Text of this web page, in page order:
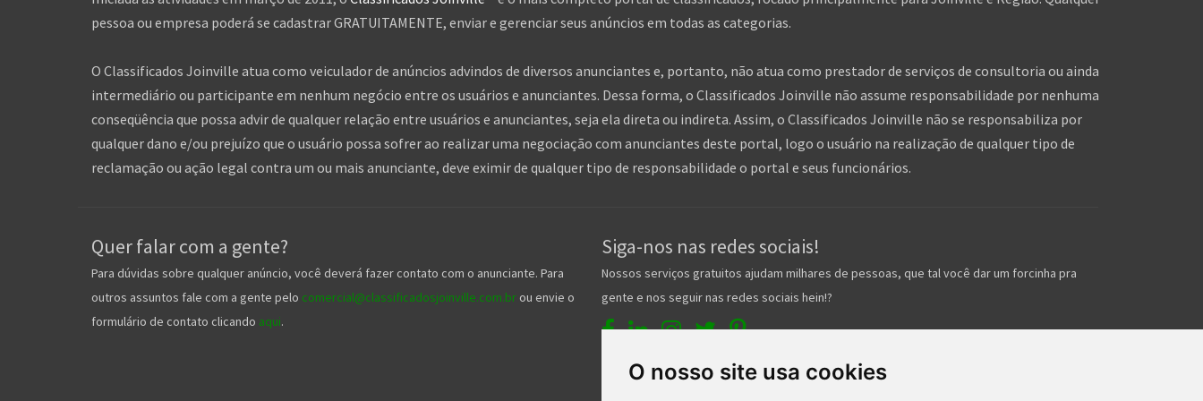
O nosso site usa cookies
pessoa ou empresa poderá se cadastrar GRATUITAMENTE, enviar e gerenciar seus anúncios em todas as categorias.
O Classificados Joinville atua como veiculador de anúncios advindos de diversos anunciantes e, portanto, não atua como prestador de serviços de consultoria ou ainda
intermediário ou participante em nenhum negócio entre os usuários e anunciantes. Dessa forma, o Classificados Joinville não assume responsabilidade por nenhuma
conseqüência que possa advir de qualquer relação entre usuários e anunciantes, seja ela direta ou indireta. Assim, o Classificados Joinville não se responsabiliza por
qualquer dano e/ou prejuízo que o usuário possa sofrer ao realizar uma negociação com anunciantes deste portal, logo o usuário na realização de qualquer tipo de
reclamação ou ação legal contra um ou mais anunciante, deve eximir de qualquer tipo de responsabilidade o portal e seus funcionários.
Quer falar com a gente?
Para dúvidas sobre qualquer anúncio, você deverá fazer contato com o anunciante. Para
outros assuntos fale com a gente pelo comercial@classificadosjoinville.com.br ou envie o
formulário de contato clicando aqui.
Siga-nos nas redes sociais!
Nossos serviços gratuitos ajudam milhares de pessoas, que tal você dar um forcinha pra
gente e nos seguir nas redes sociais hein!?